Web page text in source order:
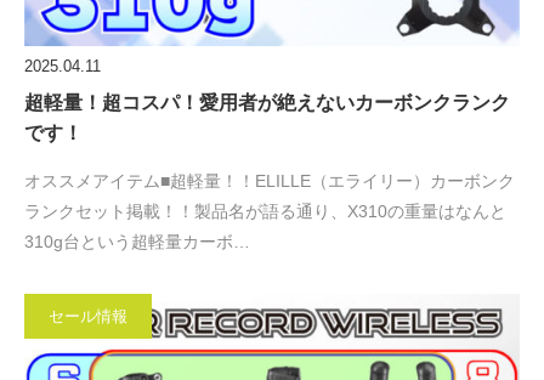
2025.04.11
超軽量！超コスパ！愛用者が絶えないカーボンクランク
です！
オススメアイテム■超軽量！！ELILLE（エライリー）カーボンク
ランクセット掲載！！製品名が語る通り、X310の重量はなんと
310g台という超軽量カーボ…
セール情報